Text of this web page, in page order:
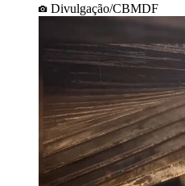
Divulgação/CBMDF